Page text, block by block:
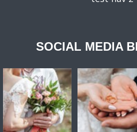
SOCIAL MEDIA